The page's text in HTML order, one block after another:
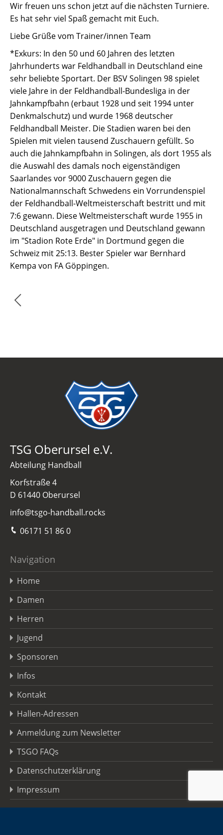
Wir freuen uns schon jetzt auf die nächsten Turniere.
Es hat sehr viel Spaß gemacht mit Euch.
Liebe Grüße vom Trainer/innen Team
*Exkurs: In den 50 und 60 Jahren des letzten
Jahrhunderts war Feldhandball in Deutschland eine
sehr beliebte Sportart. Der BSV Solingen 98 spielet
viele Jahre in der Feldhandball-Bundesliga in der
Jahnkampfbahn (erbaut 1928 und seit 1994 unter
Denkmalschutz) und wurde 1968 deutscher
Feldhandball Meister. Die Stadien waren bei den
Spielen mit vielen tausend Zuschauern gefüllt. So
auch die Jahnkampfbahn in Solingen, als dort 1955 als
die Auswahl des damals noch eigenständigen
Saarlandes vor 9000 Zuschauern gegen die
Nationalmannschaft Schwedens ein Vorrundenspiel
der Feldhandball-Weltmeisterschaft bestritt und mit
7:6 gewann. Diese Weltmeisterschaft wurde 1955 in
Deutschland ausgetragen und Deutschland gewann
im "Stadion Rote Erde" in Dortmund gegen die
Schweiz mit 25:13. Bester Spieler war Bernhard
Kempa von FA Göppingen.
TSG Oberursel e.V.
Abteilung Handball
Korfstraße 4
D 61440 Oberursel
info@tsgo-handball.rocks
06171 51 86 0
Navigation
Home
Damen
Herren
Jugend
Sponsoren
Infos
Kontakt
Hallen-Adressen
Anmeldung zum Newsletter
TSGO FAQs
Datenschutzerklärung
Impressum